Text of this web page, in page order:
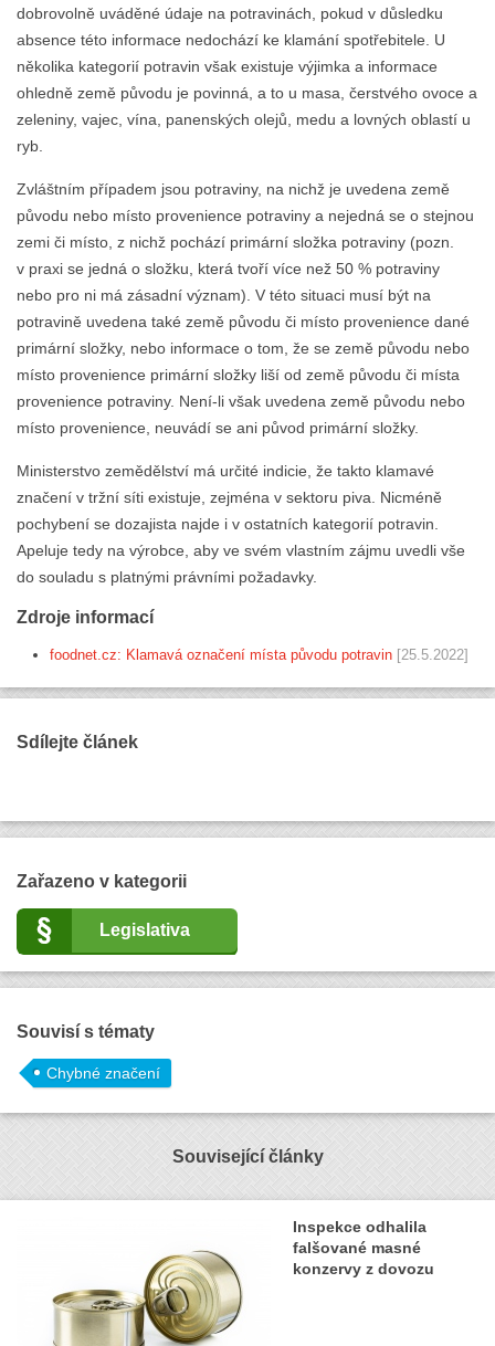
dobrovolně uváděné údaje na potravinách, pokud v důsledku
absence této informace nedochází ke klamání spotřebitele. U
několika kategorií potravin však existuje výjimka a informace
ohledně země původu je povinná, a to u masa, čerstvého ovoce a
zeleniny, vajec, vína, panenských olejů, medu a lovných oblastí u
ryb.
Zvláštním případem jsou potraviny, na nichž je uvedena země
původu nebo místo provenience potraviny a nejedná se o stejnou
zemi či místo, z nichž pochází primární složka potraviny (pozn.
v praxi se jedná o složku, která tvoří více než 50 % potraviny
nebo pro ni má zásadní význam). V této situaci musí být na
potravině uvedena také země původu či místo provenience dané
primární složky, nebo informace o tom, že se země původu nebo
místo provenience primární složky liší od země původu či místa
provenience potraviny. Není-li však uvedena země původu nebo
místo provenience, neuvádí se ani původ primární složky.
Ministerstvo zemědělství má určité indicie, že takto klamavé
značení v tržní síti existuje, zejména v sektoru piva. Nicméně
pochybení se dozajista najde i v ostatních kategorií potravin.
Apeluje tedy na výrobce, aby ve svém vlastním zájmu uvedli vše
do souladu s platnými právními požadavky.
Zdroje informací
foodnet.cz: Klamavá označení místa původu potravin [25.5.2022]
Sdílejte článek
Zařazeno v kategorii
Legislativa
Souvisí s tématy
Chybné značení
Související články
Inspekce odhalila
falšované masné
konzervy z dovozu